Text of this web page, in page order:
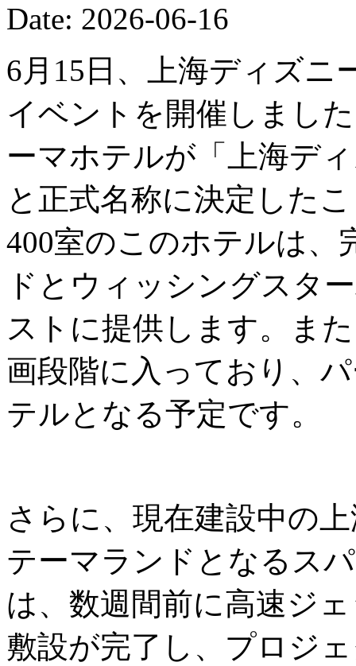
Date: 2026-06-16
6月15日、上海ディズニ
イベントを開催しまし
ーマホテルが「上海デ
と正式名称に決定した
400室のこのホテルは、
ドとウィッシングスタ
ストに提供します。ま
画段階に入っており、
テルとなる予定です。
さらに、現在建設中の
テーマランドとなるス
は、数週間前に高速ジ
敷設が完了し、プロジ